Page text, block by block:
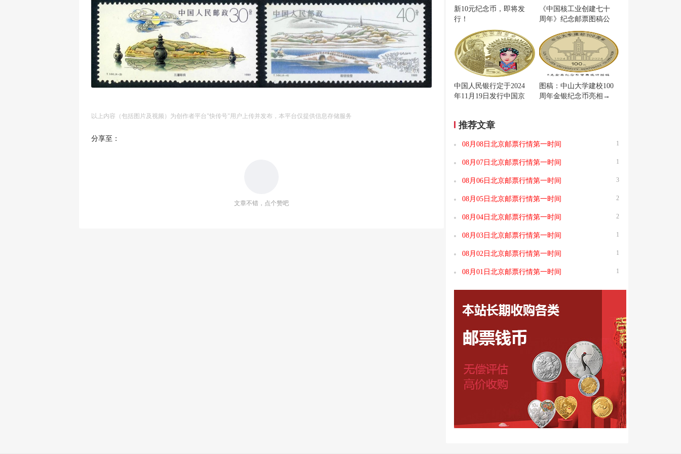
以上内容（包括图片及视频）为创作者平台"快传号"用户上传并发布，本平台仅提供信息存储服务
分享至：
文章不错，点个赞吧
新10元纪念币，即将发
行！
《中国核工业创建七十
周年》纪念邮票图稿公
中国人民银行定于2024
年11月19日发行中国京
图稿：中山大学建校100
周年金银纪念币亮相→
推荐文章
08月08日北京邮票行情第一时间 1
08月07日北京邮票行情第一时间 1
08月06日北京邮票行情第一时间 3
08月05日北京邮票行情第一时间 2
08月04日北京邮票行情第一时间 2
08月03日北京邮票行情第一时间 1
08月02日北京邮票行情第一时间 1
08月01日北京邮票行情第一时间 1